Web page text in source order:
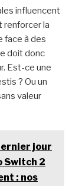
influencent
renforcer la
face à des
doit donc
Est-ce une
? Ou un
valeur
jour
Switch 2
: nos